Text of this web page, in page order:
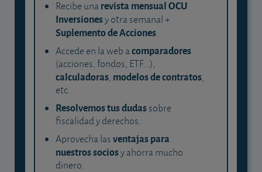
Recibe unarevista mensual OCU
Inversionesy otra semanal +
Suplemento de Acciones.
Accede en la web acomparadores
(acciones, fondos, ETF...),
calculadoras, modelos de contratos,
etc.
Resolvemos tus dudassobre
fiscalidad y derechos.
Aprovecha lasventajas para
nuestros sociosy ahorra mucho
dinero.